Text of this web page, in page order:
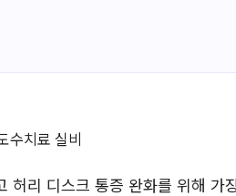
허리 디스크 통증 완화를 위해 가